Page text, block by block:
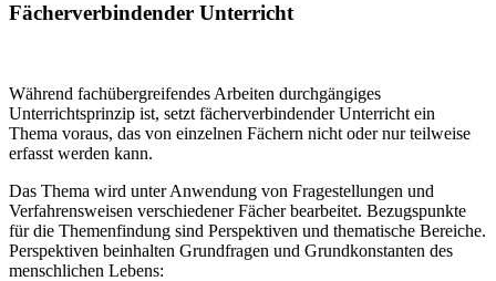
Fächerverbindender Unterricht
Während fachübergreifendes Arbeiten durchgängiges
Unterrichtsprinzip ist, setzt fächerverbindender Unterricht ein
Thema voraus, das von einzelnen Fächern nicht oder nur teilweise
erfasst werden kann.
Das Thema wird unter Anwendung von Fragestellungen und
Verfahrensweisen verschiedener Fächer bearbeitet. Bezugspunkte
für die Themenfindung sind Perspektiven und thematische Bereiche.
Perspektiven beinhalten Grundfragen und Grundkonstanten des
menschlichen Lebens: